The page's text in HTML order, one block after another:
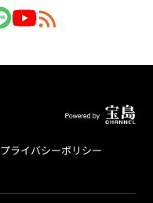
プライバシーポリシー